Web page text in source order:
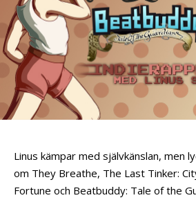
Linus kämpar med självkänslan, men
om They Breathe, The Last Tinker:
Fortune och Beatbuddy: Tale of the